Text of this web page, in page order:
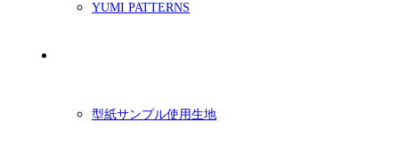
YUMI PATTERNS
型紙サンプル使用生地